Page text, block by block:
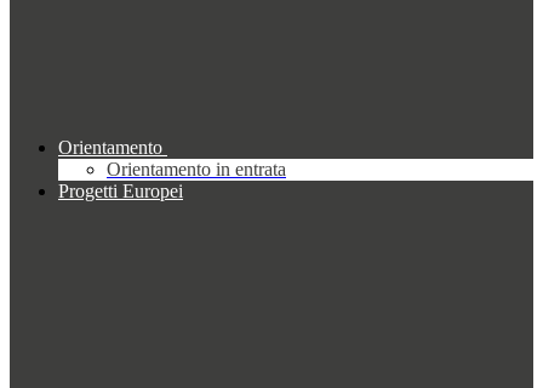
Orientamento
Orientamento in entrata
Progetti Europei